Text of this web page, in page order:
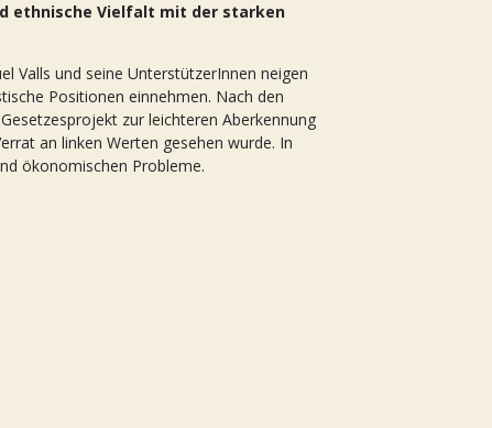
ethnische Vielfalt mit der starken
Valls und seine UnterstützerInnen neigen
Positionen einnehmen. Nach den
zur leichteren Aberkennung
an linken Werten gesehen wurde. In
ökonomischen Probleme.